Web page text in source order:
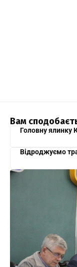
Вам
Головну ялинку
Відроджуємо